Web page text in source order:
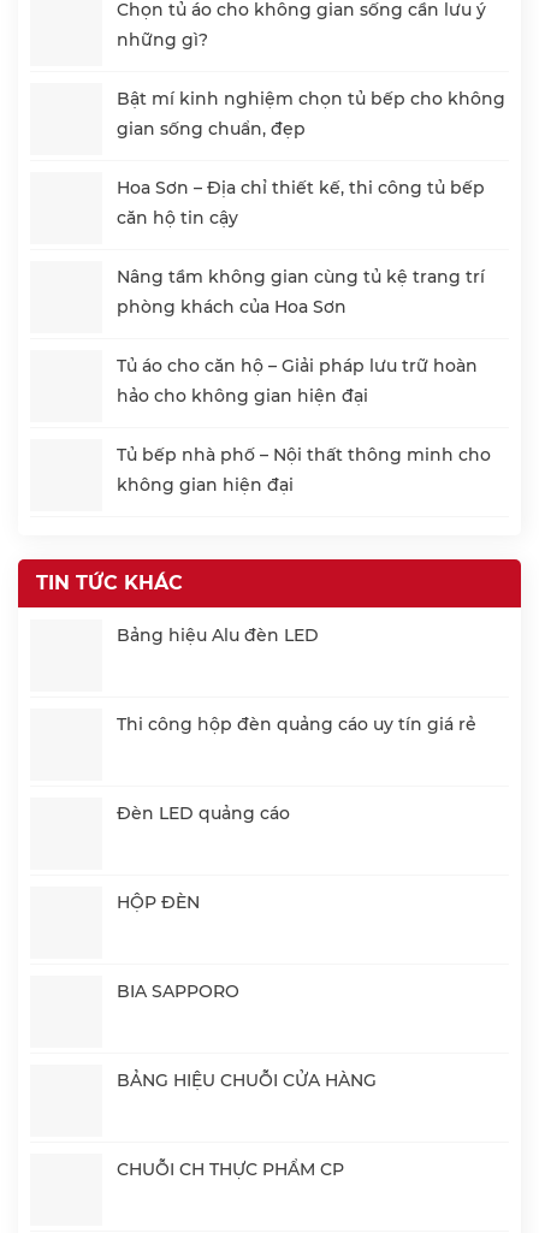
Chọn tủ áo cho không gian sống cần lưu ý
những gì?
Bật mí kinh nghiệm chọn tủ bếp cho không
gian sống chuẩn, đẹp
Hoa Sơn – Địa chỉ thiết kế, thi công tủ bếp
căn hộ tin cậy
Nâng tầm không gian cùng tủ kệ trang trí
phòng khách của Hoa Sơn
Tủ áo cho căn hộ – Giải pháp lưu trữ hoàn
hảo cho không gian hiện đại
Tủ bếp nhà phố – Nội thất thông minh cho
không gian hiện đại
TIN TỨC KHÁC
Bảng hiệu Alu đèn LED
Thi công hộp đèn quảng cáo uy tín giá rẻ
Đèn LED quảng cáo
HỘP ĐÈN
BIA SAPPORO
BẢNG HIỆU CHUỖI CỬA HÀNG
CHUỖI CH THỰC PHẨM CP